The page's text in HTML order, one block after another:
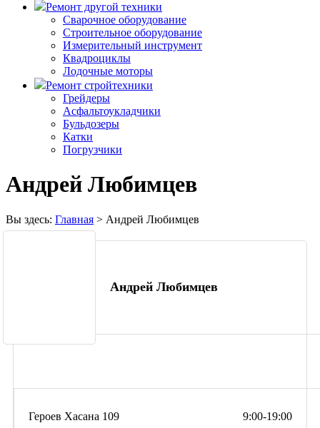
Ремонт другой техники
Сварочное оборудование
Строительное оборудование
Измерительный инструмент
Квадроциклы
Лодочные моторы
Ремонт стройтехники
Грейдеры
Асфальтоукладчики
Бульдозеры
Катки
Погрузчики
Андрей Любимцев
Вы здесь: Главная > Андрей Любимцев
Андрей Любимцев
9:00-19:00
Героев Хасана 109